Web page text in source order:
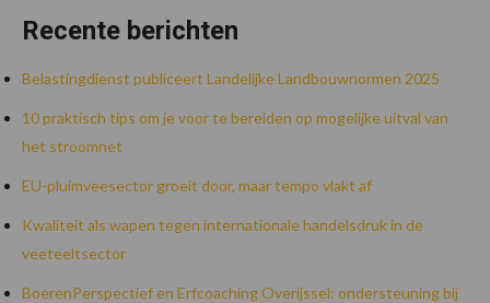
Recente berichten
Belastingdienst publiceert Landelijke Landbouwnormen 2025
10 praktisch tips om je voor te bereiden op mogelijke uitval van
het stroomnet
EU-pluimveesector groeit door, maar tempo vlakt af
Kwaliteit als wapen tegen internationale handelsdruk in de
veeteeltsector
BoerenPerspectief en Erfcoaching Overijssel: ondersteuning bij